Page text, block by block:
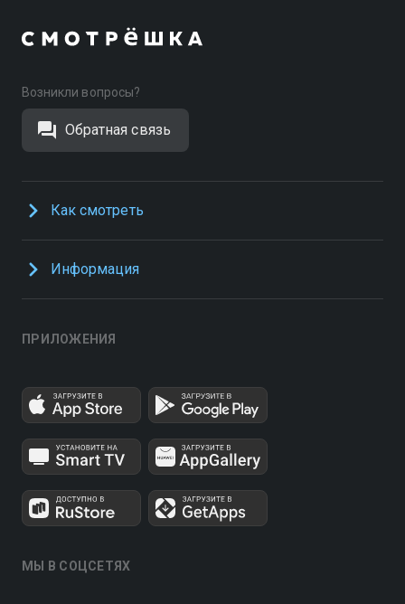
Возникли вопросы?
Обратная связь
Как смотреть
Информация
ПРИЛОЖЕНИЯ
МЫ В СОЦСЕТЯХ